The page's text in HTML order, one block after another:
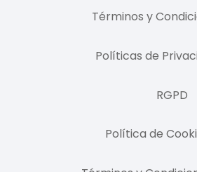
Términos y
Políticas de
RGPD
Política de